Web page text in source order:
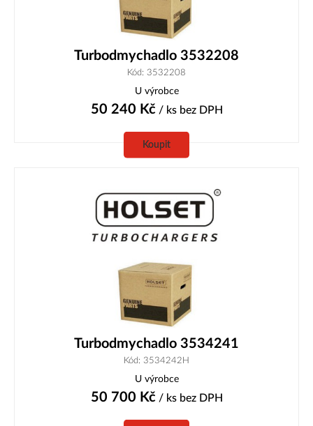
Turbodmychadlo 3532208
Kód: 3532208
U výrobce
50 240 Kč/ ks bez DPH
Koupit
Turbodmychadlo 3534241
Kód: 3534242H
U výrobce
50 700 Kč/ ks bez DPH